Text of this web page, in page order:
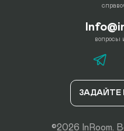
вопросы
©2026 InRoom.